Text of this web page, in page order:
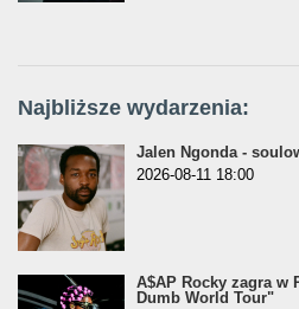
Najbliższe wydarzenia:
Jalen Ngonda -
2026-08-11 18:00
A$AP Rocky zagra w
Dumb World Tour"